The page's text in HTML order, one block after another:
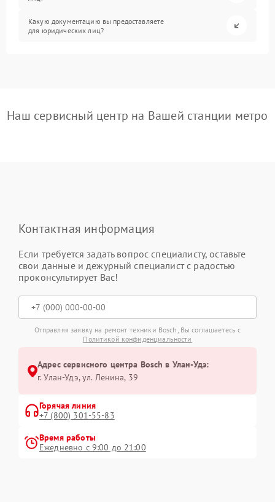
Какую документацию вы предоставляете
для юридических лиц?
Наш сервисный центр на Вашей станции метро
Контактная информация
Если требуется задать вопрос специалисту, оставьте
свои данные и дежурный специалист с радостью
проконсультирует Вас!
Отправляя заявку на ремонт техники Bosch, Вы соглашаетесь с
Политикой конфиденциальности
Адрес сервисного центра Bosch в Улан-Удэ:
г. Улан-Удэ, ул. Ленина, 39
Горячая линия
+7 (800) 301-55-83
Время работы
Ежедневно с 9:00 до 21:00